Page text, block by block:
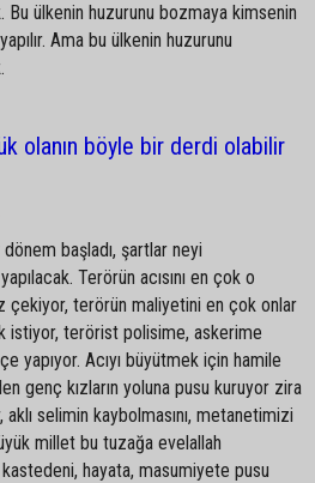
ülkenin huzurunu bozmaya kimsenin
Ama bu ülkenin huzurunu
olanın böyle bir derdi olabilir
başladı, şartlar neyi
Terörün acısını en çok o
çekiyor, terörün maliyetini en çok onlar
istiyor, terörist polisime, askerime
yapıyor. Acıyı büyütmek için hamile
genç kızların yoluna pusu kuruyor zira
selimin kaybolmasını, metanetimizi
millet bu tuzağa evelallah
hayata, masumiyete pusu